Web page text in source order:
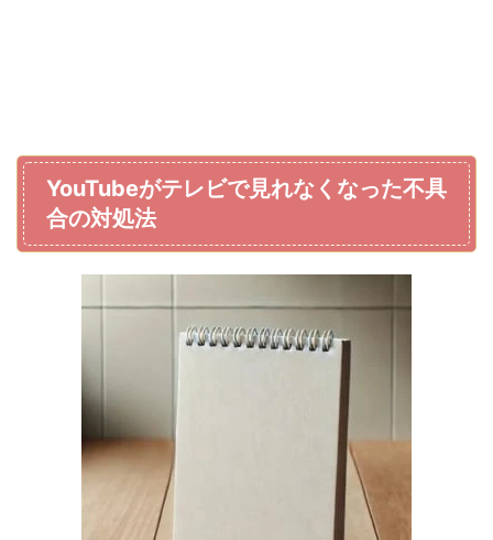
YouTubeがテレビで見れなくなった不具
合の対処法